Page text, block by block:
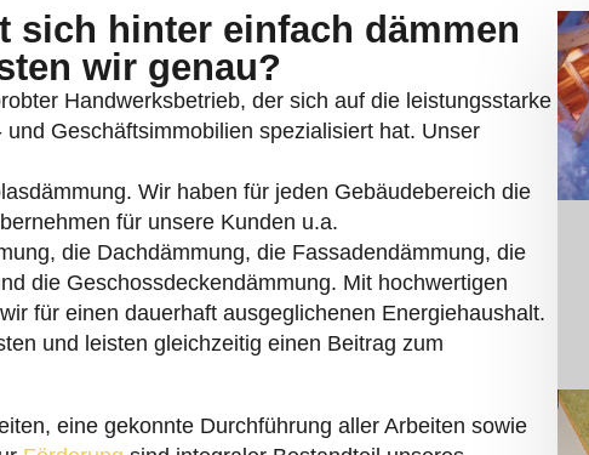
wir genau?
Handwerksbetrieb, der sich auf die leistungsstarke
Geschäftsimmobilien spezialisiert hat. Unser
Wir haben für jeden Gebäudebereich die
für unsere Kunden u.a.
die Dachdämmung, die Fassadendämmung, die
die Geschossdeckendämmung. Mit hochwertigen
für einen dauerhaft ausgeglichenen Energiehaushalt.
und leisten gleichzeitig einen Beitrag zum
eine gekonnte Durchführung aller Arbeiten sowie
Förderung
sind integraler Bestandteil unseres
Betriebssitz haben wir im Krokusweg 4 in Minden.